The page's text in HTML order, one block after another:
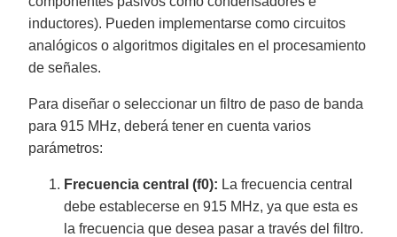
inductores). Pueden implementarse como circuitos
analógicos o algoritmos digitales en el procesamiento
de señales.
Para diseñar o seleccionar un filtro de paso de banda
para 915 MHz, deberá tener en cuenta varios
parámetros:
Frecuencia central (f0): La frecuencia central
debe establecerse en 915 MHz, ya que esta es
la frecuencia que desea pasar a través del filtro.